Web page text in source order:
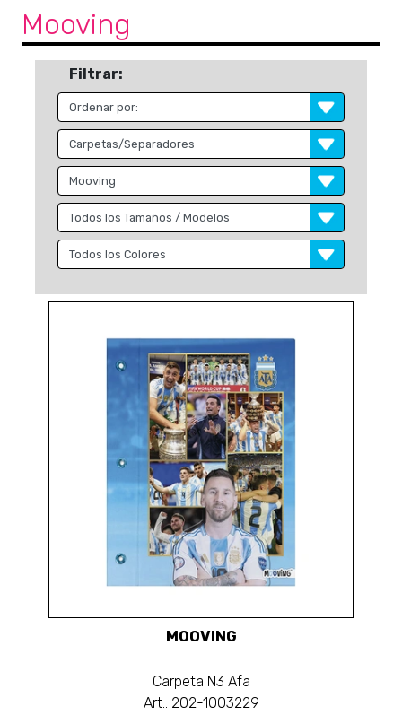
Mooving
Filtrar:
MOOVING
Carpeta N3 Afa
Art.: 202-1003229